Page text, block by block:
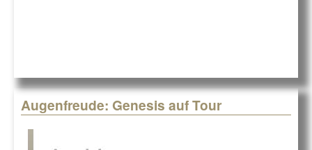
Augenfreude: Genesis auf Tour